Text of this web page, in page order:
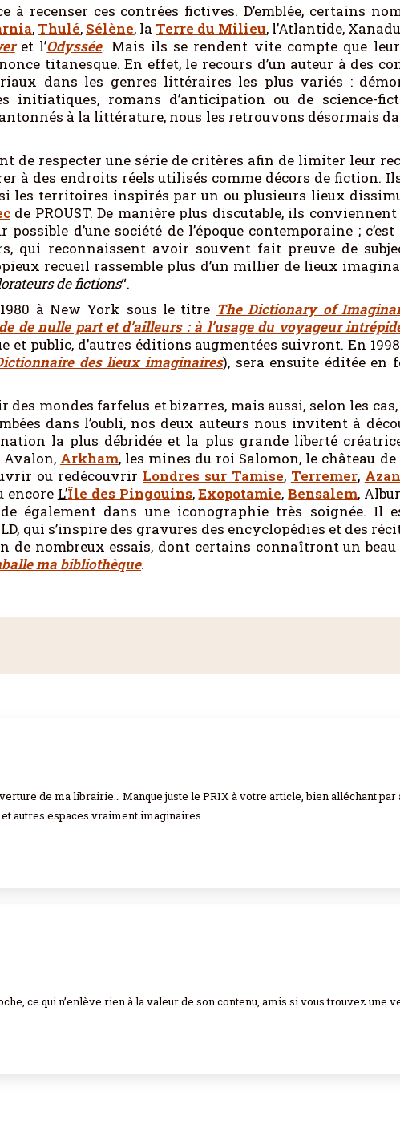
à recenser ces contrées fictives. D’emblée, certains
, Thulé, Sélène, la Terre du Milieu, l’Atlantide,
et l’Odyssée. Mais ils se rendent vite compte que
titanesque. En effet, le recours d’un auteur à des
dans les genres littéraires les plus variés :
initiatiques, romans d’anticipation ou de science-
à la littérature, nous les retrouvons désormais
de respecter une série de critères afin de limiter leur
à des endroits réels utilisés comme décors de fiction.
les territoires inspirés par un ou plusieurs lieux
de PROUST. De manière plus discutable, ils
d’une société de l’époque contemporaine ;
qui reconnaissent avoir souvent fait preuve de
recueil rassemble plus d’un millier de lieux
de fictions“.
à New York sous le titre The Dictionary of
de nulle part et d’ailleurs : à l’usage du voyageur
et public, d’autres éditions augmentées suivront. En
des lieux imaginaires), sera ensuite éditée
mondes farfelus et bizarres, mais aussi, selon les
dans l’oubli, nos deux auteurs nous invitent à
la plus débridée et la plus grande liberté
Arkham, les mines du roi Salomon, le château
ou redécouvrir Londres sur Tamise, Terremer,
encore L’Île des Pingouins,Exopotamie,Bensalem,
également dans une iconographie très soignée. Il
qui s’inspire des gravures des encyclopédies et des
de nombreux essais, dont certains connaîtront un beau
ma bibliothèque.
de ma librairie… Manque juste le PRIX à votre article, bien alléchant par
autres espaces vraiment imaginaires…
ce qui n’enlève rien à la valeur de son contenu, amis si vous trouvez une